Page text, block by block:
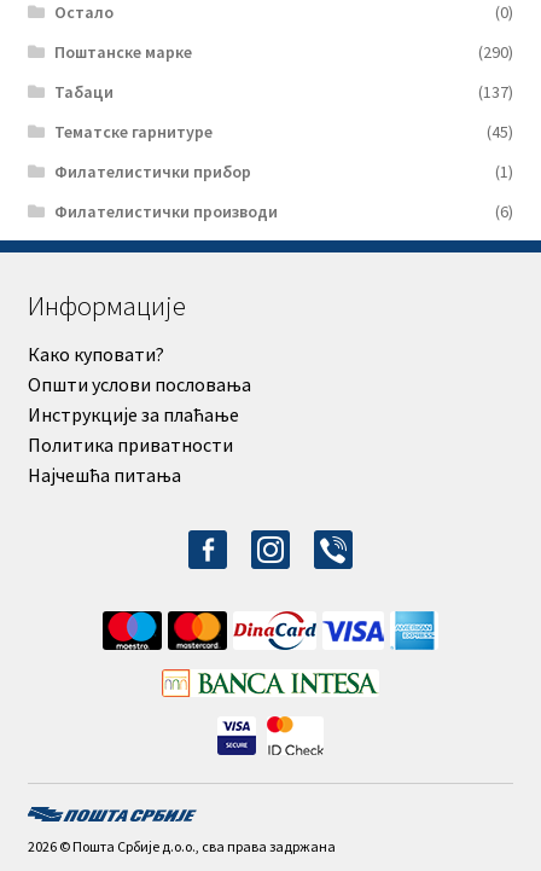
Остало
(0)
Поштанске марке
(290)
Табаци
(137)
Тематске гарнитуре
(45)
Филателистички прибор
(1)
Филателистички производи
(6)
Информације
Како куповати?
Општи услови пословања
Инструкције за плаћање
Политика приватности
Најчешћа питања
facebook-
alt
instagram
viber
2026 © Пошта Србије д.о.о., сва права задржана